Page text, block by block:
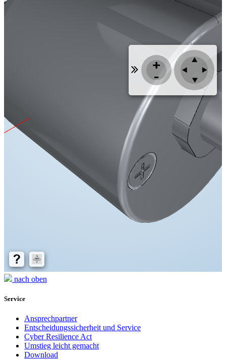
nach oben
Service
Ansprechpartner
Entscheidungssicherheit und Service
Cyber Resilience Act
Umstieg leicht gemacht
Download